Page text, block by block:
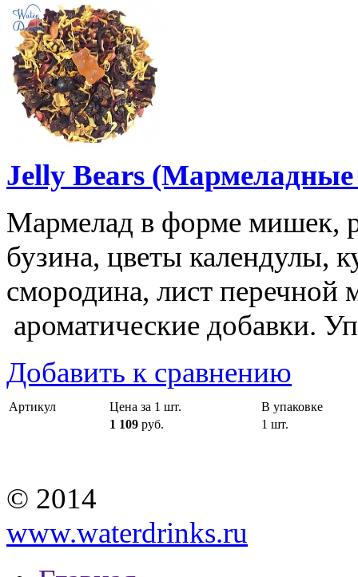
Jelly Bears
Мармелад в форме мишек,
бузина, цветы календулы,
смородина, лист перечной
ароматические добавки.
Добавить к сравнению
Артикул Цена за 1 шт.
В упаковке
1 109 руб. 1 шт.
© 2014
www.waterdrinks.ru